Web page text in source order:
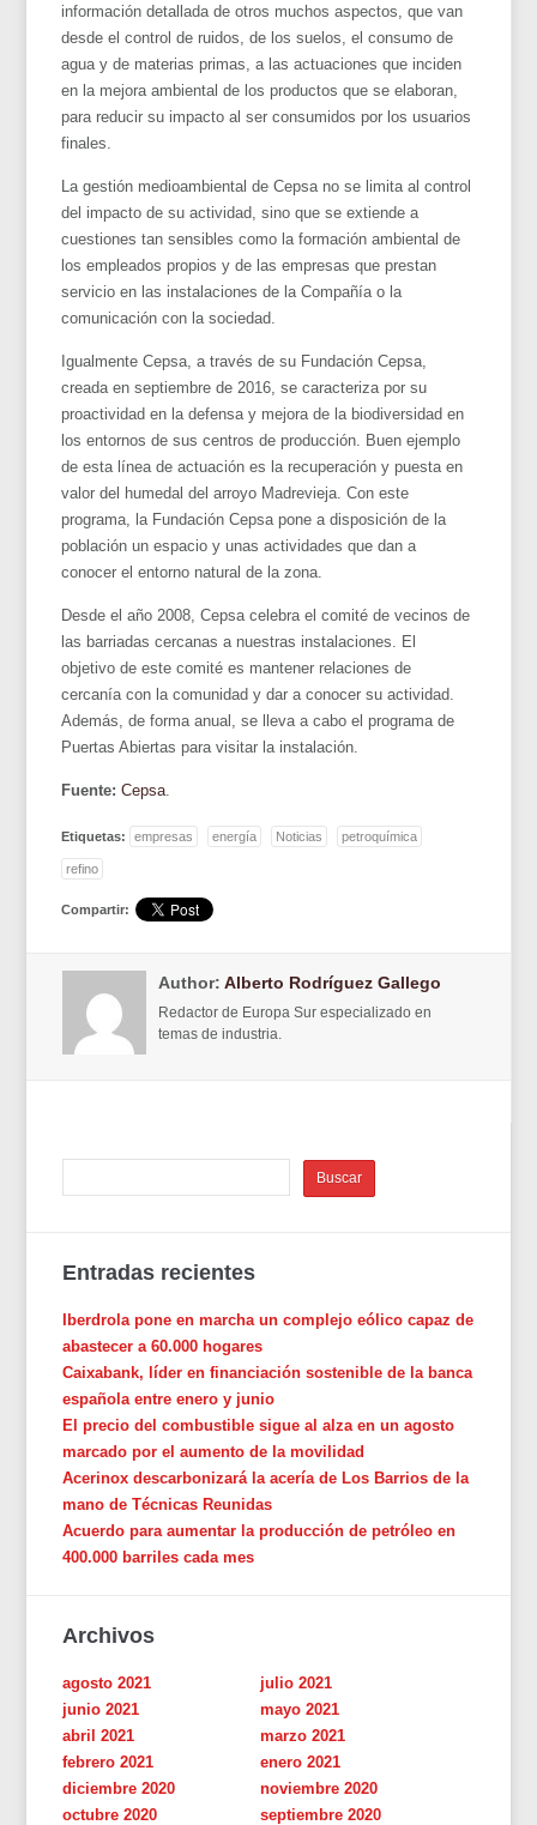
información detallada de otros muchos aspectos, que van
desde el control de ruidos, de los suelos, el consumo de
agua y de materias primas, a las actuaciones que inciden
en la mejora ambiental de los productos que se elaboran,
para reducir su impacto al ser consumidos por los usuarios
finales.
La gestión medioambiental de Cepsa no se limita al control
del impacto de su actividad, sino que se extiende a
cuestiones tan sensibles como la formación ambiental de
los empleados propios y de las empresas que prestan
servicio en las instalaciones de la Compañía o la
comunicación con la sociedad.
Igualmente Cepsa, a través de su Fundación Cepsa,
creada en septiembre de 2016, se caracteriza por su
proactividad en la defensa y mejora de la biodiversidad en
los entornos de sus centros de producción. Buen ejemplo
de esta línea de actuación es la recuperación y puesta en
valor del humedal del arroyo Madrevieja. Con este
programa, la Fundación Cepsa pone a disposición de la
población un espacio y unas actividades que dan a
conocer el entorno natural de la zona.
Desde el año 2008, Cepsa celebra el comité de vecinos de
las barriadas cercanas a nuestras instalaciones. El
objetivo de este comité es mantener relaciones de
cercanía con la comunidad y dar a conocer su actividad.
Además, de forma anual, se lleva a cabo el programa de
Puertas Abiertas para visitar la instalación.
Fuente: Cepsa
Etiquetas: empresas energía Noticias petroquímica
refino
Compartir:
Author:Alberto Rodríguez Gallego
Redactor de Europa Sur especializado en
temas de industria.
Entradas recientes
Iberdrola pone en marcha un complejo eólico capaz de
abastecer a 60.000 hogares
Caixabank, líder en financiación sostenible de la banca
española entre enero y junio
El precio del combustible sigue al alza en un agosto
marcado por el aumento de la movilidad
Acerinox descarbonizará la acería de Los Barrios de la
mano de Técnicas Reunidas
Acuerdo para aumentar la producción de petróleo en
400.000 barriles cada mes
Archivos
agosto 2021
julio 2021
junio 2021
mayo 2021
abril 2021
marzo 2021
febrero 2021
enero 2021
diciembre 2020
noviembre 2020
octubre 2020
septiembre 2020